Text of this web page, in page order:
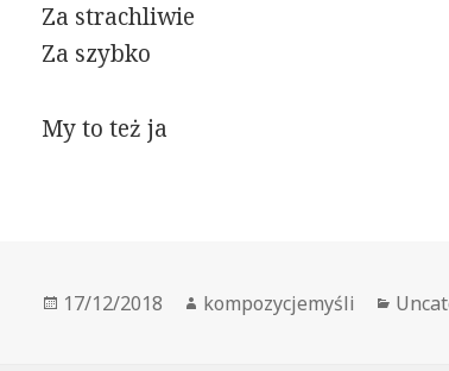
Za strachliwie
Za szybko
My to też ja
Data
17/12/2018 Autor
kompozycjemyśli